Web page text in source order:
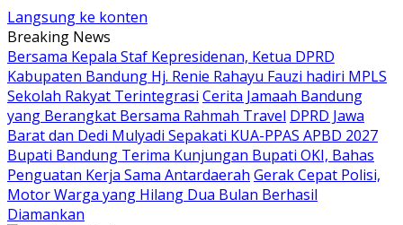
Langsung ke konten
Breaking News
Bersama Kepala Staf Kepresidenan, Ketua DPRD
Kabupaten Bandung Hj. Renie Rahayu Fauzi hadiri MPLS
Sekolah Rakyat Terintegrasi Cerita Jamaah Bandung
yang Berangkat Bersama Rahmah Travel DPRD Jawa
Barat dan Dedi Mulyadi Sepakati KUA-PPAS APBD 2027
Bupati Bandung Terima Kunjungan Bupati OKI, Bahas
Penguatan Kerja Sama Antardaerah Gerak Cepat Polisi,
Motor Warga yang Hilang Dua Bulan Berhasil
Diamankan